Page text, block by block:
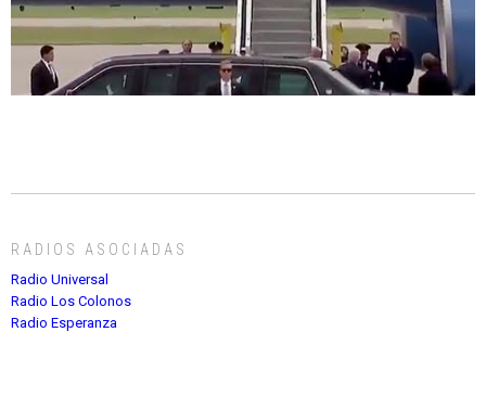
RADIOS ASOCIADAS
Radio Universal
Radio Los Colonos
Radio Esperanza